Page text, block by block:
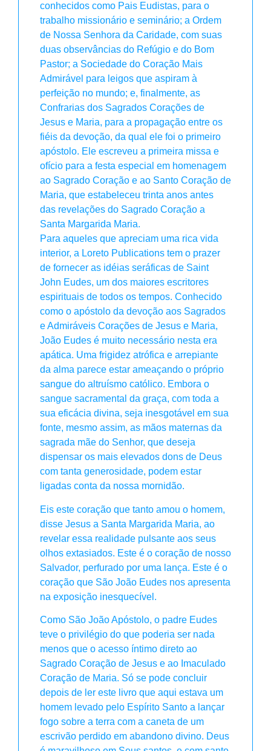
conhecidos como Pais Eudistas, para o
trabalho missionário e seminário; a Ordem
de Nossa Senhora da Caridade, com suas
duas observâncias do Refúgio e do Bom
Pastor; a Sociedade do Coração Mais
Admirável para leigos que aspiram à
perfeição no mundo; e, finalmente, as
Confrarias dos Sagrados Corações de
Jesus e Maria, para a propagação entre os
fiéis da devoção, da qual ele foi o primeiro
apóstolo. Ele escreveu a primeira missa e
ofício para a festa especial em homenagem
ao Sagrado Coração e ao Santo Coração de
Maria, que estabeleceu trinta anos antes
das revelações do Sagrado Coração a
Santa Margarida Maria.
Para aqueles que apreciam uma rica vida
interior, a Loreto Publications tem o prazer
de fornecer as idéias seráficas de Saint
John Eudes, um dos maiores escritores
espirituais de todos os tempos. Conhecido
como o apóstolo da devoção aos Sagrados
e Admiráveis ​​Corações de Jesus e Maria,
João Eudes é muito necessário nesta era
apática. Uma frigidez atrófica e arrepiante
da alma parece estar ameaçando o próprio
sangue do altruísmo católico. Embora o
sangue sacramental da graça, com toda a
sua eficácia divina, seja inesgotável em sua
fonte, mesmo assim, as mãos maternas da
sagrada mãe do Senhor, que deseja
dispensar os mais elevados dons de Deus
com tanta generosidade, podem estar
ligadas conta da nossa mornidão.
Eis este coração que tanto amou o homem,
disse Jesus a Santa Margarida Maria, ao
revelar essa realidade pulsante aos seus
olhos extasiados. Este é o coração de nosso
Salvador, perfurado por uma lança. Este é o
coração que São João Eudes nos apresenta
na exposição inesquecível.
Como São João Apóstolo, o padre Eudes
teve o privilégio do que poderia ser nada
menos que o acesso íntimo direto ao
Sagrado Coração de Jesus e ao Imaculado
Coração de Maria. Só se pode concluir
depois de ler este livro que aqui estava um
homem levado pelo Espírito Santo a lançar
fogo sobre a terra com a caneta de um
escrivão perdido em abandono divino. Deus